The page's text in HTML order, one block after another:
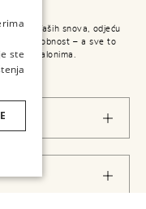
iz Vaših snova, odjeću
Vašu osobnost – a sve to
salonima.
ste